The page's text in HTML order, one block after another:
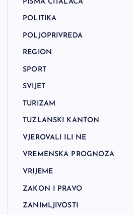
PISMA ČITALACA
POLITIKA
POLJOPRIVREDA
REGION
SPORT
SVIJET
TURIZAM
TUZLANSKI KANTON
VJEROVALI ILI NE
VREMENSKA PROGNOZA
VRIJEME
ZAKON I PRAVO
ZANIMLJIVOSTI